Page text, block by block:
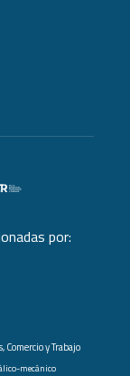
por:
Comercio y Trabajo
mecánico